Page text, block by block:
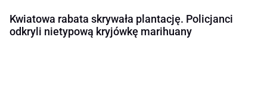
Kwiatowa rabata skrywała plantację. Policjanci
odkryli nietypową kryjówkę marihuany